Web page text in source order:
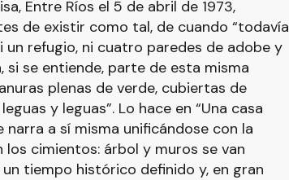
Entre Ríos el 5 de abril de 1973,
de existir como tal, de cuando “todavía
un refugio, ni cuatro paredes de adobe y
si se entiende, parte de esta misma
plenas de verde, cubiertas de
y leguas”. Lo hace en “Una casa
a sí misma unificándose con la
los cimientos: árbol y muros se van
tiempo histórico definido y, en gran